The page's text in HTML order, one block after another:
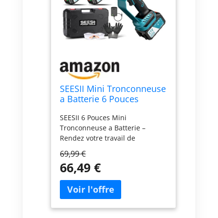
SEESII Mini Tronconneuse
a Batterie 6 Pouces
SEESII 6 Pouces Mini
Tronconneuse a Batterie –
Rendez votre travail de
Que vous élaguiez des
branches, découpiez du bois de
chauffage ou réalisiez des
projets DIY créatifs, cette petite
tronçonneuse à moteur
brushless s’attaque à toutes les
69,99 €
66,49 €